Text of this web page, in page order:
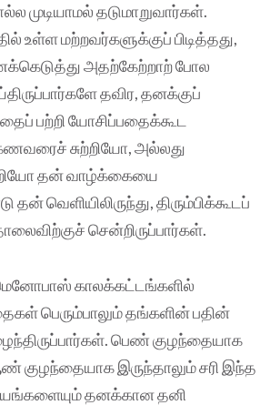
முடியாமல் தடுமாறுவார்கள்.
உள்ள மற்றவர்களுக்குப் பிடித்தது,
அதற்கேற்றாற் போல
தவிர, தனக்குப்
பற்றி யோசிப்பதைக்கூட
சுற்றியோ, அல்லது
தன் வாழ்க்கையை
வெளியிலிருந்து, திரும்பிக்கூடப்
சென்றிருப்பார்கள்.
காலக்கட்டங்களில்
பெரும்பாலும் தங்களின் பதின்
பெண் குழந்தையாக
குழந்தையாக இருந்தாலும் சரி இந்த
தனக்கான தனி